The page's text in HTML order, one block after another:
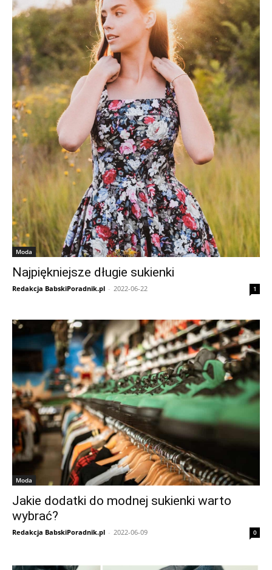
Moda
Najpiękniejsze długie sukienki
Redakcja BabskiPoradnik.pl - 2022-06-22 1
Moda
Jakie dodatki do modnej sukienki warto
wybrać?
Redakcja BabskiPoradnik.pl - 2022-06-09 0